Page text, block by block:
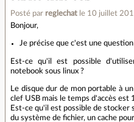
Posté par reglechat le 10 juillet
Bonjour,
Je précise que c'est une
Est-ce qu'il est possible
notebook sous linux ?
Le disque dur de mon portable à
clef USB mais le temps d'accès est
Est-ce qu'il est possible de stocker
du système de fichier, un cache